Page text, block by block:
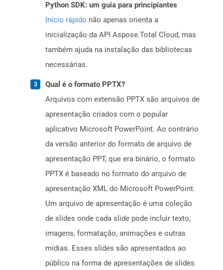
Python SDK: um guia para principiantes
Início rápido não apenas orienta a
inicialização da API Aspose.Total Cloud, mas
também ajuda na instalação das bibliotecas
necessárias.
Qual é o formato PPTX?
Arquivos com extensão PPTX são arquivos de
apresentação criados com o popular
aplicativo Microsoft PowerPoint. Ao contrário
da versão anterior do formato de arquivo de
apresentação PPT, que era binário, o formato
PPTX é baseado no formato do arquivo de
apresentação XML do Microsoft PowerPoint.
Um arquivo de apresentação é uma coleção
de slides onde cada slide pode incluir texto,
imagens, formatação, animações e outras
mídias. Esses slides são apresentados ao
público na forma de apresentações de slides